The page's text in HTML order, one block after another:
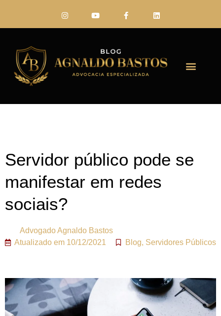
Servidor público pode se
manifestar em redes
sociais?
AdvogadoAgnaldo Bastos
Atualizado em 10/12/2021 Blog, Servidores Públicos